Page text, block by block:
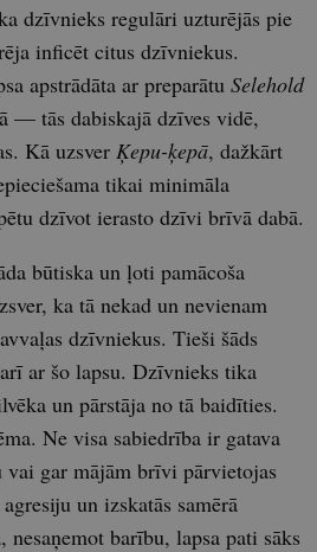
dzīvnieks regulāri uzturējās pie
inficēt citus dzīvniekus.
apstrādāta ar preparātu Selehold
— tās dabiskajā dzīves vidē,
Kā uzsver Ķepu-ķepā, dažkārt
tikai minimāla
dzīvot ierasto dzīvi brīvā dabā.
būtiska un ļoti pamācoša
ka tā nekad un nevienam
dzīvniekus. Tieši šāds
ar šo lapsu. Dzīvnieks tika
un pārstāja no tā baidīties.
Ne visa sabiedrība ir gatava
vai gar mājām brīvi pārvietojas
un izskatās samērā
nesaņemot barību, lapsa pati sāks